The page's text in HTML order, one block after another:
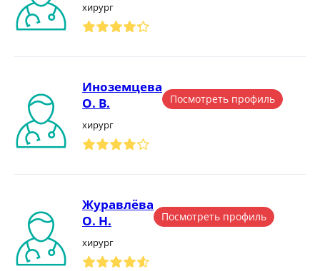
хирург
Иноземцева
О. В.
хирург
Посмотреть профиль
Журавлёва
О. Н.
хирург
Посмотреть профиль